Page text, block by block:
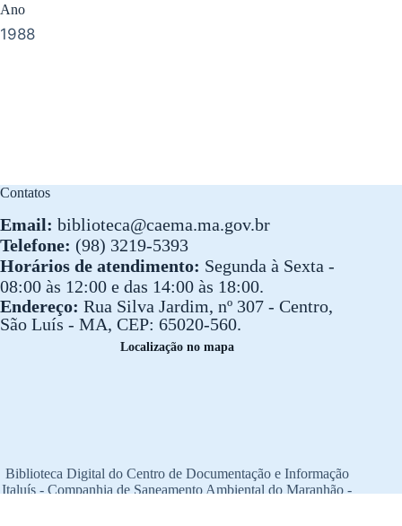
Ano
1988
Contatos
Email: biblioteca@caema.ma.gov.br
Telefone: (98) 3219-5393
Horários de atendimento: Segunda à Sexta -
08:00 às 12:00 e das 14:00 às 18:00.
Endereço: Rua Silva Jardim, nº 307 - Centro,
São Luís - MA, CEP: 65020-560.
Localização no mapa
Biblioteca Digital do Centro de Documentação e Informação
Italuís - Companhia de Saneamento Ambiental do Maranhão -